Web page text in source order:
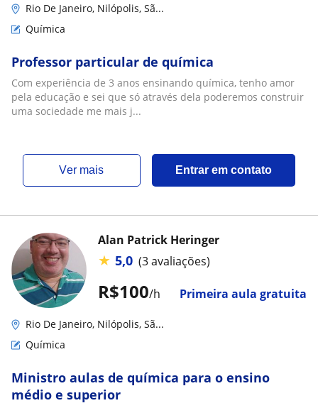
Rio De Janeiro, Nilópolis, Sã...
Química
Professor particular de química
Com experiência de 3 anos ensinando química, tenho amor
pela educação e sei que só através dela poderemos construir
uma sociedade me mais j...
ver mais Entrar em contato
R$100/h Primeira aula gratuita
Alan Patrick Heringer
★ 5,0 (3 avaliações)
Rio De Janeiro, Nilópolis, Sã...
Química
Ministro aulas de química para o ensino
médio e superior